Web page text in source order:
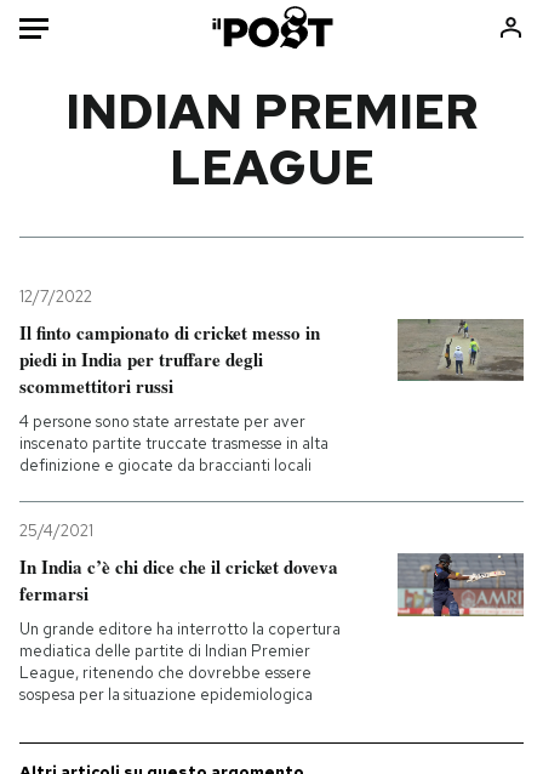
Mondo
Tecnologia
Internet
Scienza
Economia
Libri
Ok Boomer!
Altrecose
PODCAST
NEWSLETTER
INDIAN PREMIER
LEAGUE
12/7/2022
Il finto campionato di cricket messo in
piedi in India per truffare degli
scommettitori russi
4 persone sono state arrestate per aver
inscenato partite truccate trasmesse in alta
definizione e giocate da braccianti locali
25/4/2021
In India c’è chi dice che il cricket doveva
fermarsi
Un grande editore ha interrotto la copertura
mediatica delle partite di Indian Premier
League, ritenendo che dovrebbe essere
sospesa per la situazione epidemiologica